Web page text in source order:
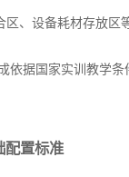
区、设备耗材存放区
依据国家实训教学
配置标准